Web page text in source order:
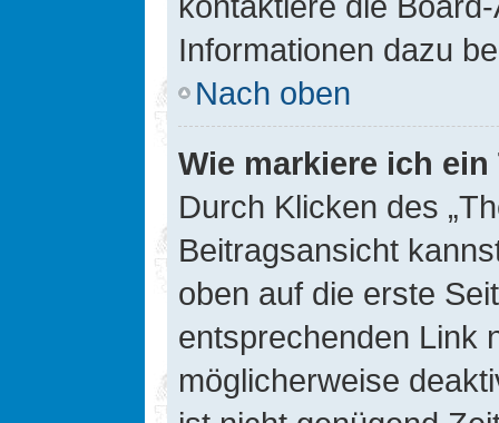
Informationen dazu
Nach oben
Wie markiere ich
Durch Klicken des
Beitragsansicht
oben auf die erste
entsprechenden Link
möglicherweise